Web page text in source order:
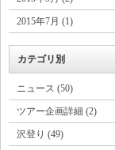
2015年7月 (1)
カテゴリ別
ニュース (50)
ツアー企画詳細 (2)
沢登り (49)